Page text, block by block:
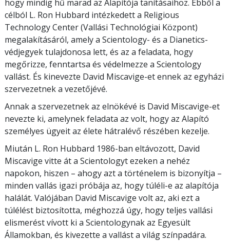
hogy mindig hű marad az Alapítója tanításaihoz. Ebből a
célból L. Ron Hubbard intézkedett a Religious
Technology Center (Vallási Technológiai Központ)
megalakításáról, amely a Scientology- és a Dianetics-
védjegyek tulajdonosa lett, és az a feladata, hogy
megőrizze, fenntartsa és védelmezze a Scientology
vallást. És kinevezte David Miscavige-et ennek az egyházi
szervezetnek a vezetőjévé.
Annak a szervezetnek az elnökévé is David Miscavige-et
nevezte ki, amelynek feladata az volt, hogy az Alapító
személyes ügyeit az élete hátralévő részében kezelje.
Miután L. Ron Hubbard 1986-ban eltávozott, David
Miscavige vitte át a Scientologyt ezeken a nehéz
napokon, hiszen – ahogy azt a történelem is bizonyítja –
minden vallás igazi próbája az, hogy túléli-e az alapítója
halálát. Valójában David Miscavige volt az, aki ezt a
túlélést biztosította, méghozzá úgy, hogy teljes vallási
elismerést vívott ki a Scientologynak az Egyesült
Államokban, és kivezette a vallást a világ színpadára.